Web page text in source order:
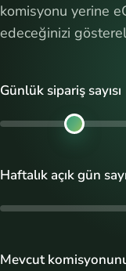
komisyonu yerine
edeceğinizi
Günlük sipariş sayısı
Haftalık açık gün
Mevcut